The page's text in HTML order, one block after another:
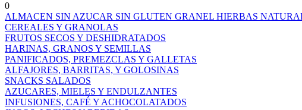
0
ALMACEN SIN AZUCAR SIN GLUTEN GRANEL HIERBAS
CEREALES Y GRANOLAS
FRUTOS SECOS Y DESHIDRATADOS
HARINAS, GRANOS Y SEMILLAS
PANIFICADOS, PREMEZCLAS Y GALLETAS
ALFAJORES, BARRITAS, Y GOLOSINAS
SNACKS SALADOS
AZUCARES, MIELES Y ENDULZANTES
INFUSIONES, CAFÉ Y ACHOCOLATADOS